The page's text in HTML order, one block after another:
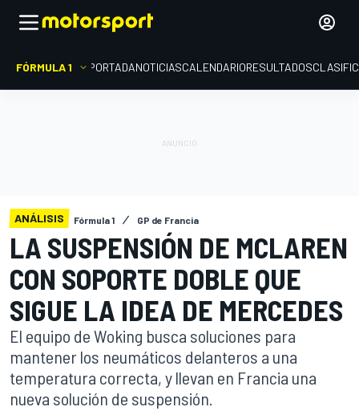
FÓRMULA 1 PORTADANOTICIASCALENDARIORESULTADOS
ANÁLISIS Fórmula 1 GP de Francia
LA SUSPENSIÓN DE MCLAREN
CON SOPORTE DOBLE QUE
SIGUE LA IDEA DE MERCEDES
El equipo de Woking busca soluciones para
mantener los neumáticos delanteros a una
temperatura correcta, y llevan en Francia una
nueva solución de suspensión.